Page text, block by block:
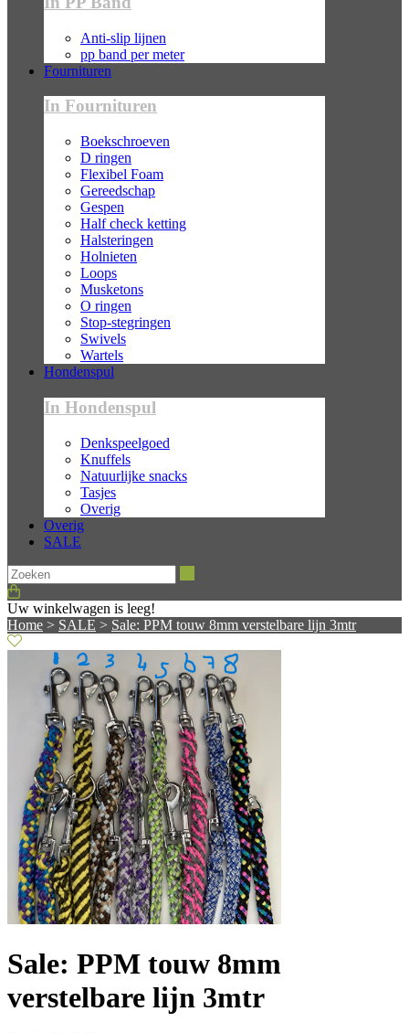
Anti-slip lijnen
pp band per meter
Fournituren
In Fournituren
Boekschroeven
D ringen
Flexibel Foam
Gereedschap
Gespen
Half check ketting
Halsteringen
Holnieten
Loops
Musketons
O ringen
Stop-stegringen
Swivels
Wartels
Hondenspul
In Hondenspul
Denkspeelgoed
Knuffels
Natuurlijke snacks
Tasjes
Overig
Overig
SALE
Uw winkelwagen is leeg!
Home > SALE > Sale: PPM touw 8mm verstelbare lijn 3mtr
Sale: PPM touw 8mm
verstelbare lijn 3mtr